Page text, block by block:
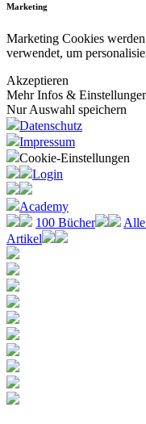
Marketing
Marketing Cookies
verwendet, um
Akzeptieren
Mehr Infos &
Nur Auswahl speichern
Datenschutz
Impressum
Cookie-Einstellungen
Login
Academy
100 Bücher
Artikel